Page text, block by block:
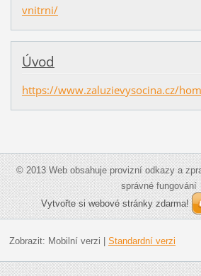
vnitrni/
Úvod
https://www.zaluzievysocina.cz/
© 2013 Web obsahuje provizní odkazy a
správné fungování
Vytvořte si webové stránky zdarma!
Zobrazit: Mobilní verzi Standardní verzi